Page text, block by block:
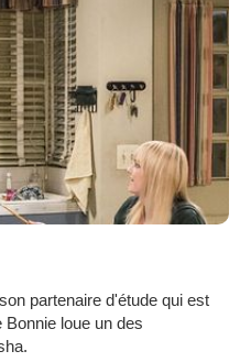
partenaire d'étude qui est
Bonnie loue un des